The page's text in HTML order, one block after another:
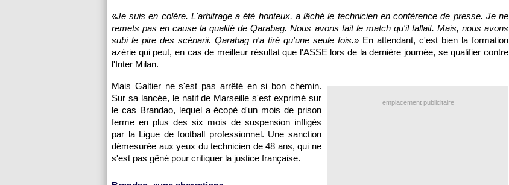
«Je suis en colère. L'arbitrage a été honteux, a lâché le technicien en conférence de presse. Je ne
remets pas en cause la qualité de Qarabag. Nous avons fait le match qu'il fallait. Mais, nous avons
subi le pire des scénarii. Qarabag n'a tiré qu'une seule fois.» En attendant, c'est bien la formation
azérie qui peut, en cas de meilleur résultat que l'ASSE lors de la dernière journée, se qualifier contre
l'Inter Milan.
emplacement publicitaire
Mais Galtier ne s'est pas arrêté en si bon chemin.
Sur sa lancée, le natif de Marseille s'est exprimé sur
le cas Brandao, lequel a écopé d'un mois de prison
ferme en plus des six mois de suspension infligés
par la Ligue de football professionnel. Une sanction
démesurée aux yeux du technicien de 48 ans, qui ne
s'est pas gêné pour critiquer la justice française.